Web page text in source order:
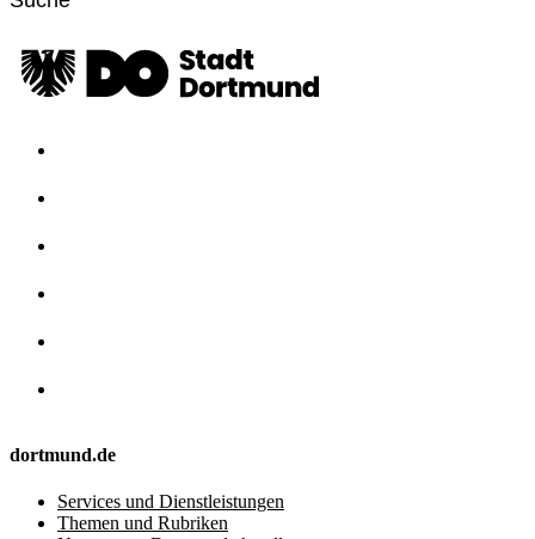
dortmund.de
Services und Dienstleistungen
Themen und Rubriken